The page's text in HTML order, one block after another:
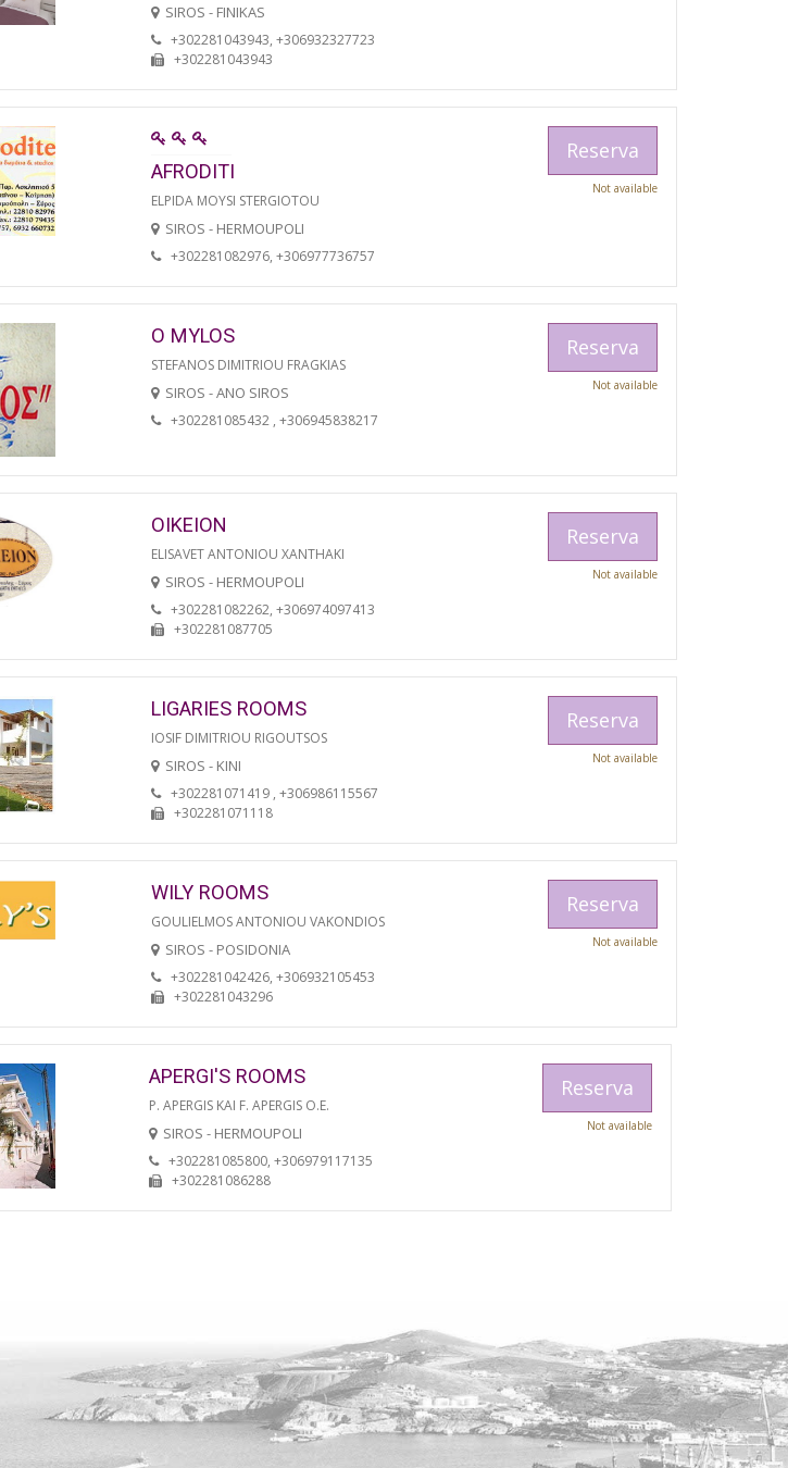
SIROS - FINIKAS
+302281043943, +306932327723
+302281043943
AFRODITI
ELPIDA MOYSI STERGIOTOU
SIROS - HERMOUPOLI
+302281082976, +306977736757
Reserva
Not available
O MYLOS
STEFANOS DIMITRIOU FRAGKIAS
SIROS - ANO SIROS
+302281085432 , +306945838217
Reserva
Not available
OIKEION
ELISAVET ANTONIOU XANTHAKI
SIROS - HERMOUPOLI
+302281082262, +306974097413
+302281087705
Reserva
Not available
LIGARIES ROOMS
IOSIF DIMITRIOU RIGOUTSOS
SIROS - KINI
+302281071419 , +306986115567
+302281071118
Reserva
Not available
WILY ROOMS
GOULIELMOS ANTONIOU VAKONDIOS
SIROS - POSIDONIA
+302281042426, +306932105453
+302281043296
Reserva
Not available
APERGI'S ROOMS
P. APERGIS KAI F. APERGIS O.E.
SIROS - HERMOUPOLI
+302281085800, +306979117135
+302281086288
Reserva
Not available